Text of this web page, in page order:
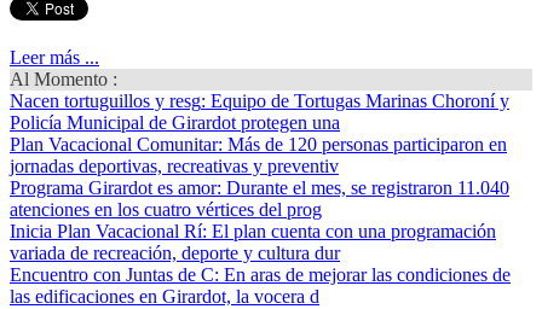
Leer más ...
Al Momento :
Nacen tortuguillos y resg: Equipo de Tortugas Marinas Choroní y
Policía Municipal de Girardot protegen una
Plan Vacacional Comunitar: Más de 120 personas participaron en
jornadas deportivas, recreativas y preventiv
Programa Girardot es amor: Durante el mes, se registraron 11.040
atenciones en los cuatro vértices del prog
Inicia Plan Vacacional Rí: El plan cuenta con una programación
variada de recreación, deporte y cultura dur
Encuentro con Juntas de C: En aras de mejorar las condiciones de
las edificaciones en Girardot, la vocera d